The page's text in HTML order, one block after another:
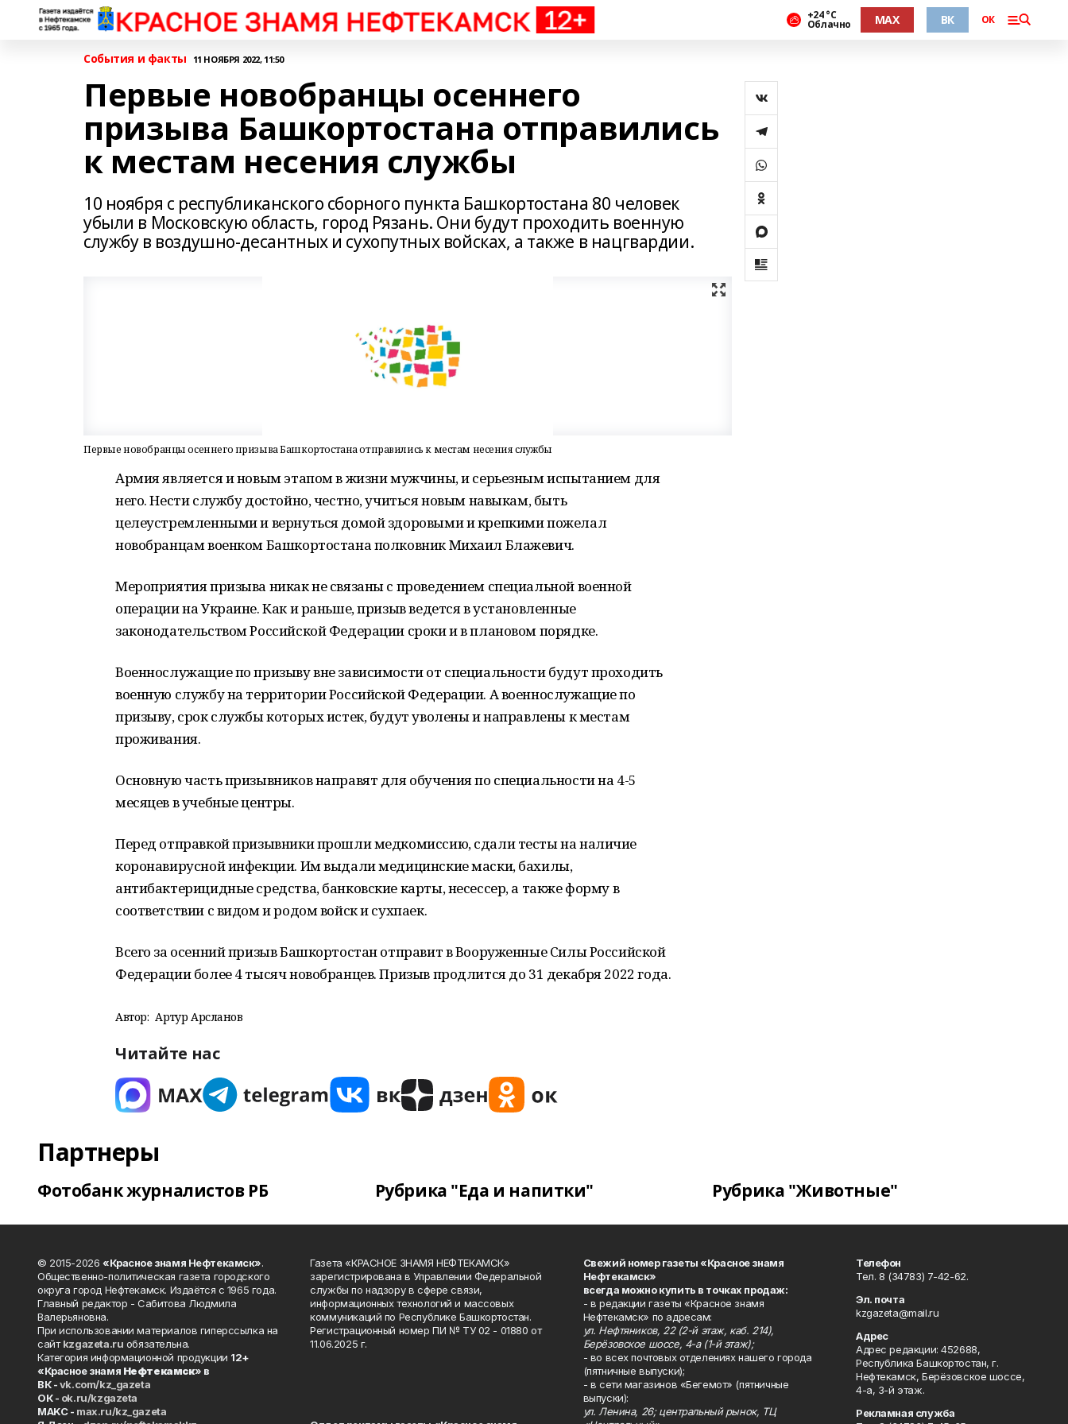
+24 °С
Облачно MAX ВК ОК
События и факты 11 НОЯБРЯ 2022, 11:50
Первые новобранцы осеннего
призыва Башкортостана отправились
к местам несения службы
10 ноября с республиканского сборного пункта Башкортостана 80 человек
убыли в Московскую область, город Рязань. Они будут проходить военную
службу в воздушно-десантных и сухопутных войсках, а также в нацгвардии.
Первые новобранцы осеннего призыва Башкортостана отправились к местам несения службы
Армия является и новым этапом в жизни мужчины, и серьезным испытанием для
него. Нести службу достойно, честно, учиться новым навыкам, быть
целеустремленными и вернуться домой здоровыми и крепкими пожелал
новобранцам военком Башкортостана полковник Михаил Блажевич.
Мероприятия призыва никак не связаны с проведением специальной военной
операции на Украине. Как и раньше, призыв ведется в установленные
законодательством Российской Федерации сроки и в плановом порядке.
Военнослужащие по призыву вне зависимости от специальности будут проходить
военную службу на территории Российской Федерации. А военнослужащие по
призыву, срок службы которых истек, будут уволены и направлены к местам
проживания.
Основную часть призывников направят для обучения по специальности на 4-5
месяцев в учебные центры.
Перед отправкой призывники прошли медкомиссию, сдали тесты на наличие
коронавирусной инфекции. Им выдали медицинские маски, бахилы,
антибактерицидные средства, банковские карты, несессер, а также форму в
соответствии с видом и родом войск и сухпаек.
Всего за осенний призыв Башкортостан отправит в Вооруженные Силы Российской
Федерации более 4 тысяч новобранцев. Призыв продлится до 31 декабря 2022 года.
Автор: Артур Арсланов
Читайте нас
Партнеры
Фотобанк журналистов РБ Рубрика "Еда и напитки" Рубрика "Животные"
© 2015-2026 «Красное знамя Нефтекамск».
Общественно-политическая газета городского
округа город Нефтекамск. Издаётся с 1965 года.
Главный редактор - Сабитова Людмила
Валерьяновна.
При использовании материалов гиперссылка на
сайтkzgazeta.ru обязательна.
Категория информационной продукции 12+
«Красное знамя Нефтекамск» в
ВК -vk.com/kz_gazeta
ОК - ok.ru/kzgazeta
MAKC - max.ru/kz_gazeta
Газета «КРАСНОЕ ЗНАМЯ НЕФТЕКАМСК»
зарегистрирована в Управлении Федеральной
службы по надзору в сфере связи,
информационных технологий и массовых
коммуникаций по Республике Башкортостан.
Регистрационный номер ПИ № ТУ 02 - 01880 от
11.06.2025 г.
Свежий номер газеты «Красное знамя
Нефтекамск»
всегда можно купить в точках продаж:
- в редакции газеты «Красное знамя
Нефтекамск» по адресам:
ул. Нефтяников, 22 (2-й этаж, каб. 214),
Берёзовское шоссе, 4-а (1-й этаж);
- во всех почтовых отделениях нашего города
(пятничные выпуски);
- в сети магазинов «Бегемот» (пятничные
выпуски):
ул. Ленина, 26; центральный рынок, ТЦ
Телефон
Тел. 8 (34783) 7-42-62.
Эл. почта
kzgazeta@mail.ru
Адрес
Адрес редакции: 452688,
Республика Башкортостан, г.
Нефтекамск, Берёзовское шоссе,
4-а, 3-й этаж.
Рекламная служба